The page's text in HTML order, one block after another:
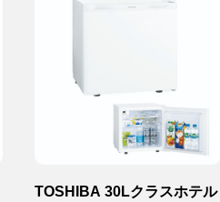
TOSHIBA 30Lクラスホテル